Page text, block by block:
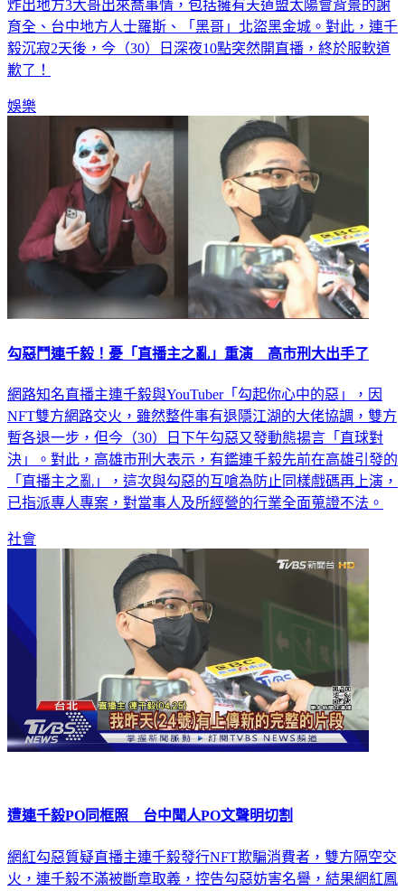
炸出地方3大哥出來喬事情，包括擁有天道盟太陽會背景的謝
育全、台中地方人士羅斯、「黑哥」北盜黑金城。對此，連千
毅沉寂2天後，今（30）日深夜10點突然開直播，終於服軟道
歉了！
娛樂
勾惡鬥連千毅！憂「直播主之亂」重演 高市刑大出手了
網路知名直播主連千毅與YouTuber「勾起你心中的惡」，因
NFT雙方網路交火，雖然整件事有退隱江湖的大佬協調，雙方
暫各退一步，但今（30）日下午勾惡又發動態揚言「直球對
決」。對此，高雄市刑大表示，有鑑連千毅先前在高雄引發的
「直播主之亂」，這次與勾惡的互嗆為防止同樣戲碼再上演，
已指派專人專案，對當事人及所經營的行業全面蒐證不法。
社會
遭連千毅PO同框照 台中聞人PO文聲明切割
網紅勾惡質疑直播主連千毅發行NFT欺騙消費者，雙方隔空交
火，連千毅不滿被斷章取義，控告勾惡妨害名譽，結果網紅鳳